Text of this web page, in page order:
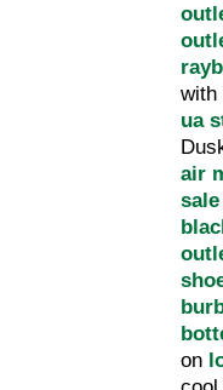
with
ua
air
sale
on